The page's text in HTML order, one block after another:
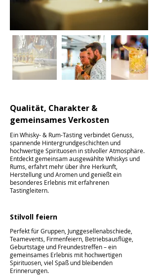
Qualität, Charakter &
gemeinsames Verkosten
Ein Whisky- & Rum-Tasting verbindet Genuss,
spannende Hintergrundgeschichten und
hochwertige Spirituosen in stilvoller Atmosphäre.
Entdeckt gemeinsam ausgewählte Whiskys und
Rums, erfahrt mehr über ihre Herkunft,
Herstellung und Aromen und genießt ein
besonderes Erlebnis mit erfahrenen
Tastingleitern.
Stilvoll feiern
Perfekt für Gruppen, Junggesellenabschiede,
Teamevents, Firmenfeiern, Betriebsausflüge,
Geburtstage und Freundestreffen – ein
gemeinsames Erlebnis mit hochwertigen
Spirituosen, viel Spaß und bleibenden
Erinnerungen.